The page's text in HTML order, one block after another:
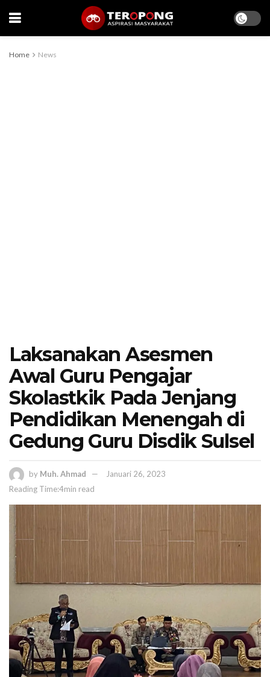
Home News
Laksanakan Asesmen
Awal Guru Pengajar
Skolastkik Pada Jenjang
Pendidikan Menengah di
Gedung Guru Disdik Sulsel
by Muh. Ahmad
Januari 26, 2023
Reading Time:4min read